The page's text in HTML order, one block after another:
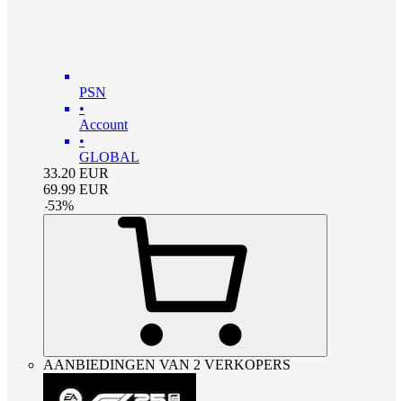
PSN
•
Account
•
GLOBAL
33.20 EUR
69.99 EUR
-53%
AANBIEDINGEN VAN 2 VERKOPERS